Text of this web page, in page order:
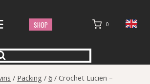
SHOP 0
/ Packing / 6 / Crochet Lucien –